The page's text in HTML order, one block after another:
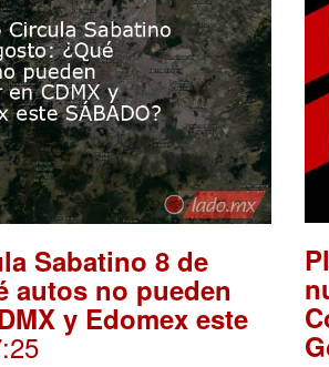
Sabatino 8 de
autos no pueden
y Edomex este